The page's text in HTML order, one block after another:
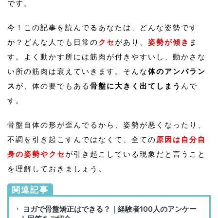
です。
今！この記事を読んでるあなたは、どんな姿勢です
か？どんな人でも日常のクセ があり、 姿勢が傾き ま
す。よく動かす所には筋肉が付きやすいし、動かさな
い所の筋肉は衰えていきます。そんな体のアンバラン
ス が、体の要でもある 骨盤に大きく出てしまう んで
す。
骨盤自体の形が歪んでるから、姿勢が悪くなったり、
不調を引き起こすんではなくて、全ての 原因は自分自
身の姿勢やクセ が引き起こしている現象だと言うこと
を理解しておきましょう。
関連記事